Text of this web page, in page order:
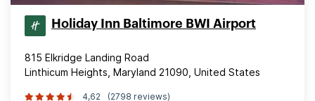
Holiday Inn Baltimore BWI Airport
815 Elkridge Landing Road
Linthicum Heights, Maryland 21090, United States
4,62 (2798 reviews)